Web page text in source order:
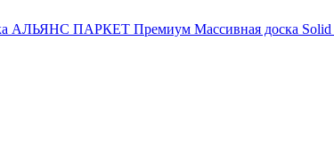
АЛЬЯНС ПАРКЕТ Премиум Массивная доска Solid